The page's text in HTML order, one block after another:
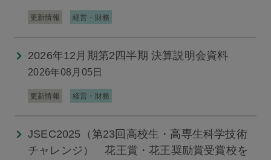
更新情報 経営・財務
2026年12月期第2四半期 決算説明会資料
2026年08月05日
更新情報 経営・財務
JSEC2025（第23回高校生・高専生科学技術
チャレンジ） 花王賞・花王奨励賞受賞校を